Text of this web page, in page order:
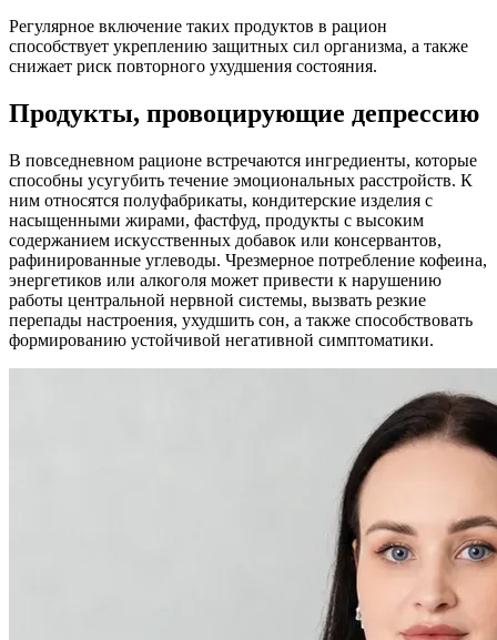
Регулярное включение таких продуктов в рацион
способствует укреплению защитных сил организма, а также
снижает риск повторного ухудшения состояния.
Продукты, провоцирующие депрессию
В повседневном рационе встречаются ингредиенты, которые
способны усугубить течение эмоциональных расстройств. К
ним относятся полуфабрикаты, кондитерские изделия с
насыщенными жирами, фастфуд, продукты с высоким
содержанием искусственных добавок или консервантов,
рафинированные углеводы. Чрезмерное потребление кофеина,
энергетиков или алкоголя может привести к нарушению
работы центральной нервной системы, вызвать резкие
перепады настроения, ухудшить сон, а также способствовать
формированию устойчивой негативной симптоматики.